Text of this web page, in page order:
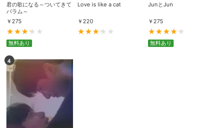
君の歌になる～ついてきて
バラム～
￥ 275
無料あり
Love is like a cat
￥ 220
JunとJun
￥ 275
無料あり
4